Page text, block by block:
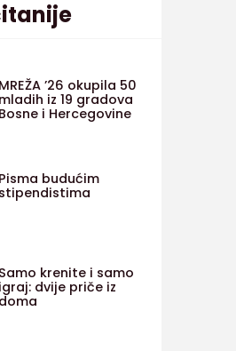
MREŽA ’26 okupila 50
mladih iz 19 gradova
Bosne i Hercegovine
Pisma budućim
stipendistima
Samo krenite i samo
igraj: dvije priče iz
doma